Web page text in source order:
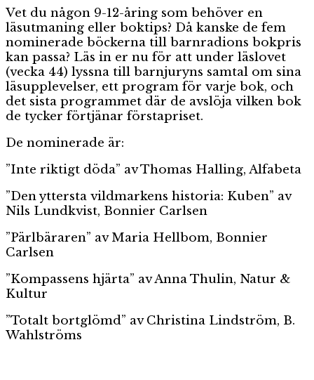
Vet du någon 9-12-åring som behöver en
läsutmaning eller boktips? Då kanske de fem
nominerade böckerna till barnradions bokpris
kan passa? Läs in er nu för att under läslovet
(vecka 44) lyssna till barnjuryns samtal om sina
läsupplevelser, ett program för varje bok, och
det sista programmet där de avslöja vilken bok
de tycker förtjänar förstapriset.
De nominerade är:
”Inte riktigt döda” av Thomas Halling, Alfabeta
”Den yttersta vildmarkens historia: Kuben” av
Nils Lundkvist, Bonnier Carlsen
”Pärlbäraren” av Maria Hellbom, Bonnier
Carlsen
”Kompassens hjärta” av Anna Thulin, Natur &
Kultur
”Totalt bortglömd” av Christina Lindström, B.
Wahlströms